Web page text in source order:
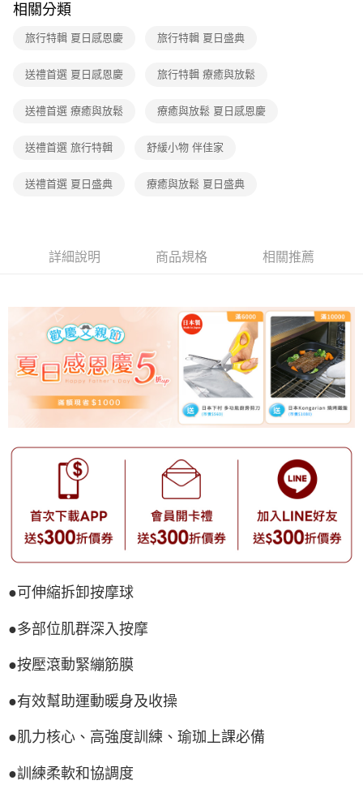
相關分類
旅行特輯 夏日感恩慶 旅行特輯 夏日盛典
送禮首選 夏日感恩慶 旅行特輯 療癒與放鬆
送禮首選 療癒與放鬆 療癒與放鬆 夏日感恩慶
送禮首選 旅行特輯 舒緩小物 伴佳家
送禮首選 夏日盛典 療癒與放鬆 夏日盛典
詳細說明 商品規格 相關推薦
●可伸縮拆卸按摩球
●多部位肌群深入按摩
●按壓滾動緊繃筋膜
●有效幫助運動暖身及收操
●肌力核心、高強度訓練、瑜珈上課必備
●訓練柔軟和協調度